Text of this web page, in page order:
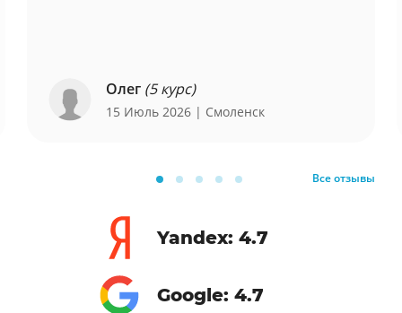
Олег (5 курс)
15 Июль 2026 | Смоленск
Все отзывы
Yandex: 4.7
Google: 4.7